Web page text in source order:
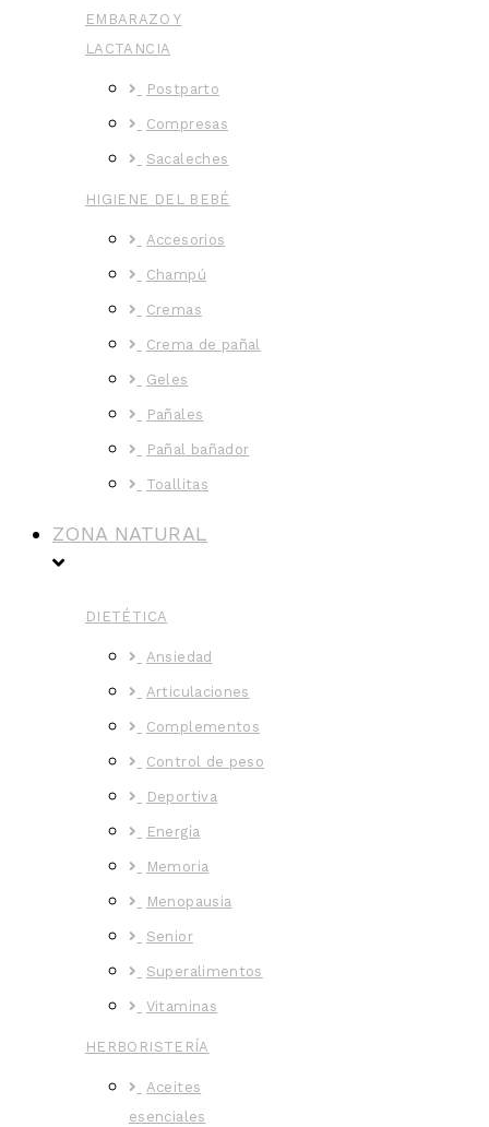
EMBARAZO Y
LACTANCIA
Postparto
Compresas
Sacaleches
HIGIENE DEL BEBÉ
Accesorios
Champú
Cremas
Crema de pañal
Geles
Pañales
Pañal bañador
Toallitas
ZONA NATURAL
DIETÉTICA
Ansiedad
Articulaciones
Complementos
Control de peso
Deportiva
Energía
Memoria
Menopausia
Senior
Superalimentos
Vitaminas
HERBORISTERÍA
Aceites
esenciales